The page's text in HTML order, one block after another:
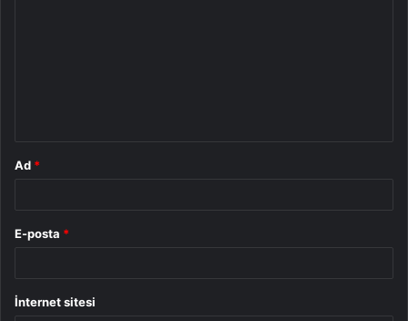
Ad *
E-posta *
İnternet sitesi